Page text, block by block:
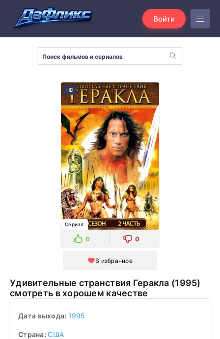
Войти
HD
Сериал
0 0
В избранное
Удивительные странствия Геракла (1995)
смотреть в хорошем качестве
Дата выхода: 1995
Страна:США